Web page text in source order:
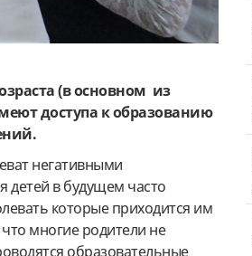
(в основном из
доступа к образованию
негативными
детей в будущем часто
которые приходится им
многие родители не
образовательные